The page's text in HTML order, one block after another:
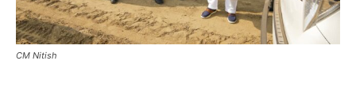
CM Nitish